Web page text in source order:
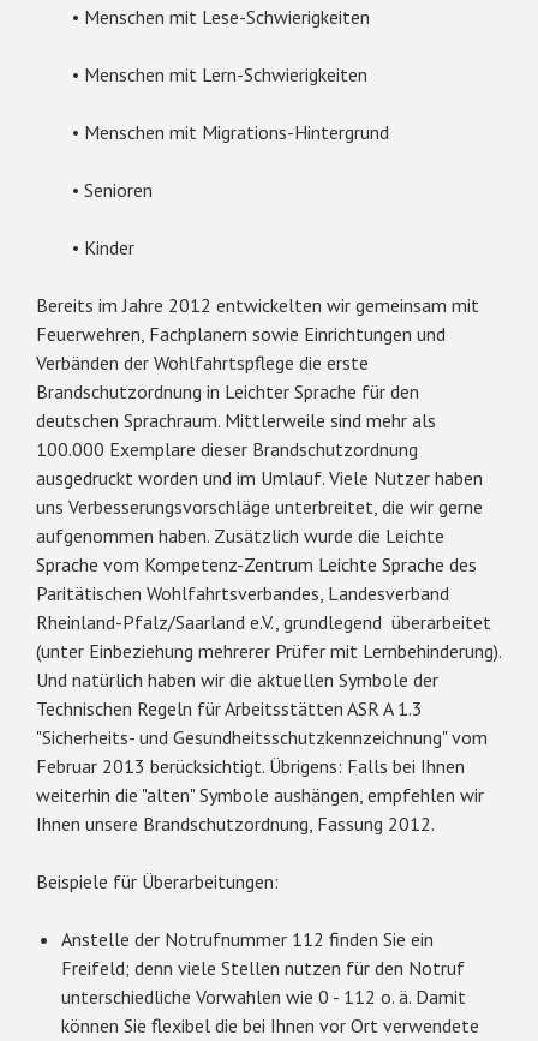
• Menschen mit Lese-Schwierigkeiten
• Menschen mit Lern-Schwierigkeiten
• Menschen mit Migrations-Hintergrund
• Senioren
• Kinder
Bereits im Jahre 2012 entwickelten wir gemeinsam mit
Feuerwehren, Fachplanern sowie Einrichtungen und
Verbänden der Wohlfahrtspflege die erste
Brandschutzordnung in Leichter Sprache für den
deutschen Sprachraum. Mittlerweile sind mehr als
100.000 Exemplare dieser Brandschutzordnung
ausgedruckt worden und im Umlauf. Viele Nutzer haben
uns Verbesserungsvorschläge unterbreitet, die wir gerne
aufgenommen haben. Zusätzlich wurde die Leichte
Sprache vom Kompetenz-Zentrum Leichte Sprache des
Paritätischen Wohlfahrtsverbandes, Landesverband
Rheinland-Pfalz/Saarland e.V., grundlegend überarbeitet
(unter Einbeziehung mehrerer Prüfer mit Lernbehinderung).
Und natürlich haben wir die aktuellen Symbole der
Technischen Regeln für Arbeitsstätten ASR A 1.3
"Sicherheits- und Gesundheitsschutzkennzeichnung" vom
Februar 2013 berücksichtigt. Übrigens: Falls bei Ihnen
weiterhin die "alten" Symbole aushängen, empfehlen wir
Ihnen unsere Brandschutzordnung, Fassung 2012.
Beispiele für Überarbeitungen:
Anstelle der Notrufnummer 112 finden Sie ein
Freifeld; denn viele Stellen nutzen für den Notruf
unterschiedliche Vorwahlen wie 0 - 112 o. ä. Damit
können Sie flexibel die bei Ihnen vor Ort verwendete